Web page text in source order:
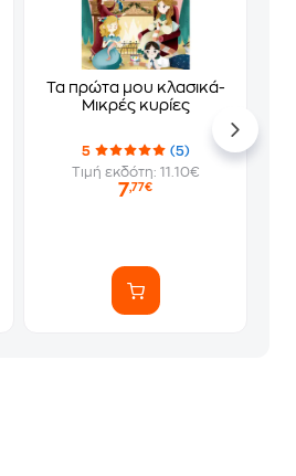
Τα πρώτα μου κλασικά-
Μικρές κυρίες
5
(5)
Τιμή εκδότη: 11.10€
7,77€